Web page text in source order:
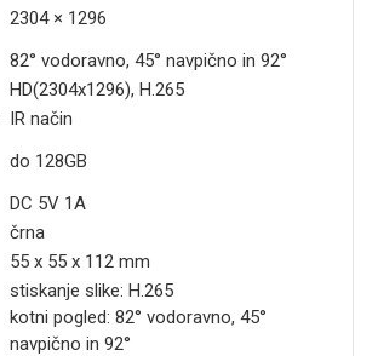
2304 × 1296
82° vodoravno, 45° navpično in 92°
HD(2304x1296), H.265
IR način
do 128GB
DC 5V 1A
črna
55 x 55 x 112 mm
stiskanje slike: H.265
kotni pogled: 82° vodoravno, 45°
navpično in 92°